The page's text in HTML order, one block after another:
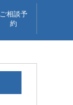
ご相談予
約